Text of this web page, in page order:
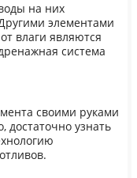
на них
элементами
влаги являются
система
своими руками
достаточно узнать